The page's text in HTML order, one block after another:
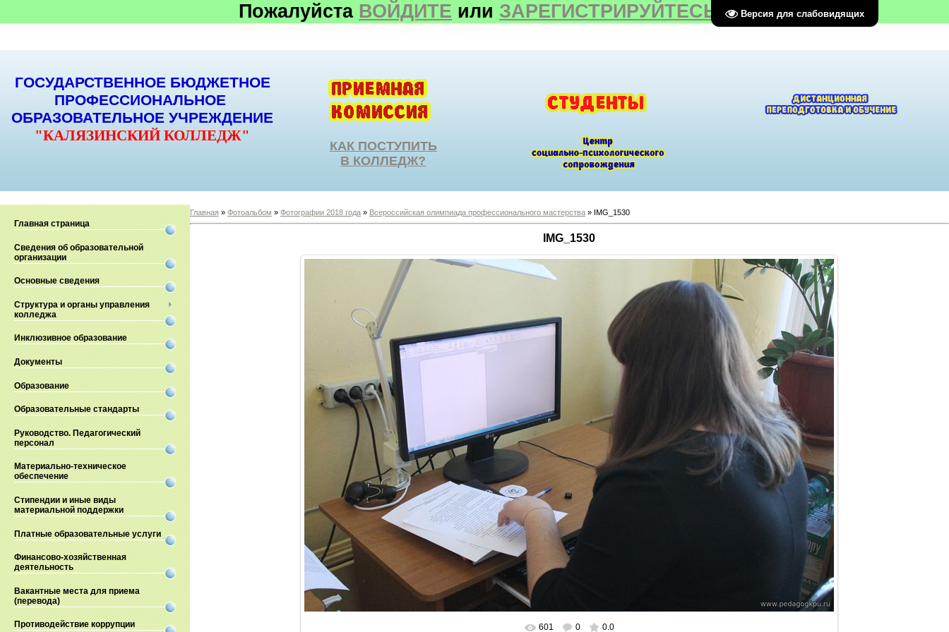
Версия для слабовидящих
Пожалуйста ВОЙДИТЕ или ЗАРЕГИСТРИРУЙТЕСЬ
ГОСУДАРСТВЕННОЕ БЮДЖЕТНОЕ
ПРОФЕССИОНАЛЬНОЕ
ОБРАЗОВАТЕЛЬНОЕ УЧРЕЖДЕНИЕ
"КАЛЯЗИНСКИЙ КОЛЛЕДЖ"
КАК ПОСТУПИТЬ
В КОЛЛЕДЖ?
Главная страница
Сведения об образовательной
организации
Основные сведения
Структура и органы управления
колледжа
Инклюзивное образование
Документы
Образование
Образовательные стандарты
Руководство. Педагогический
персонал
Материально-техническое
обеспечение
Стипендии и иные виды
материальной поддержки
Платные образовательные услуги
Финансово-хозяйственная
деятельность
Вакантные места для приема
(перевода)
Противодействие коррупции
Главная» Фотоальбом » Фотографии 2018 года» Всероссийская олимпиада профессионального мастерства» IMG_1530
IMG_1530
601 0 0.0